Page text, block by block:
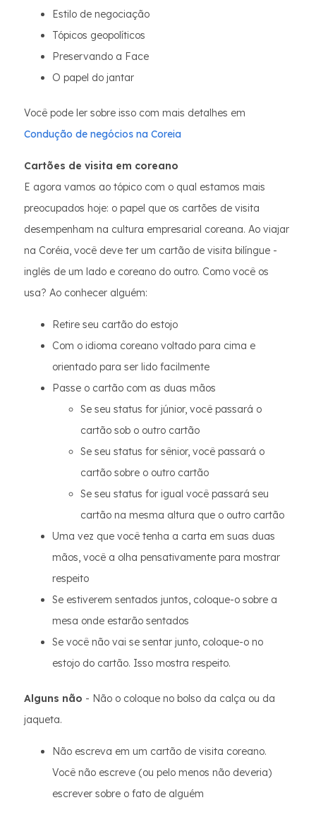
Estilo de negociação
Tópicos geopolíticos
Preservando a Face
O papel do jantar
Você pode ler sobre isso com mais detalhes em
Condução de negócios na Coreia
Cartões de visita em coreano
E agora vamos ao tópico com o qual estamos mais
preocupados hoje: o papel que os cartões de visita
desempenham na cultura empresarial coreana. Ao viajar
na Coréia, você deve ter um cartão de visita bilíngue -
inglês de um lado e coreano do outro. Como você os
usa? Ao conhecer alguém:
Retire seu cartão do estojo
Com o idioma coreano voltado para cima e
orientado para ser lido facilmente
Passe o cartão com as duas mãos
Se seu status for júnior, você passará o
cartão sob o outro cartão
Se seu status for sênior, você passará o
cartão sobre o outro cartão
Se seu status for igual você passará seu
cartão na mesma altura que o outro cartão
Uma vez que você tenha a carta em suas duas
mãos, você a olha pensativamente para mostrar
respeito
Se estiverem sentados juntos, coloque-o sobre a
mesa onde estarão sentados
Se você não vai se sentar junto, coloque-o no
estojo do cartão. Isso mostra respeito.
Alguns não - Não o coloque no bolso da calça ou da
jaqueta.
Não escreva em um cartão de visita coreano.
Você não escreve (ou pelo menos não deveria)
escrever sobre o fato de alguém